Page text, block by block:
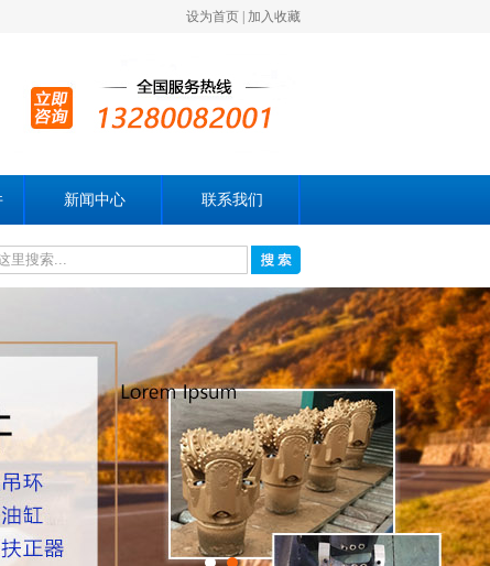
设为首页 加入收藏
新闻中心 联系我们